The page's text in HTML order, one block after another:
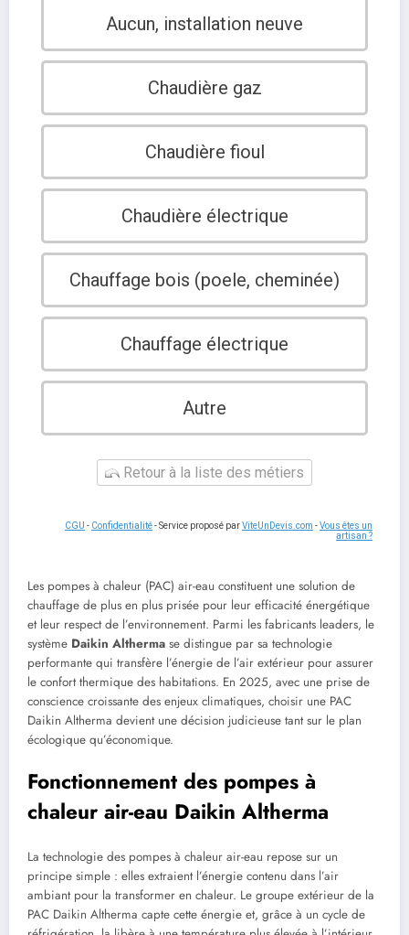
Aucun, installation neuve
Chaudière gaz
Chaudière fioul
Chaudière électrique
Chauffage bois (poele, cheminée)
Chauffage électrique
Autre
Retour à la liste des métiers
CGU - Confidentialité- Service proposé parViteUnDevis.com -Vous êtes un
artisan ?
Les pompes à chaleur (PAC) air-eau constituent une solution de
chauffage de plus en plus prisée pour leur efficacité énergétique
et leur respect de l’environnement. Parmi les fabricants leaders, le
système Daikin Altherma se distingue par sa technologie
performante qui transfère l’énergie de l’air extérieur pour assurer
le confort thermique des habitations. En 2025, avec une prise de
conscience croissante des enjeux climatiques, choisir une PAC
Daikin Altherma devient une décision judicieuse tant sur le plan
écologique qu’économique.
Fonctionnement des pompes à
chaleur air-eau Daikin Altherma
La technologie des pompes à chaleur air-eau repose sur un
principe simple : elles extraient l’énergie contenu dans l’air
ambiant pour la transformer en chaleur. Le groupe extérieur de la
PAC Daikin Altherma capte cette énergie et, grâce à un cycle de